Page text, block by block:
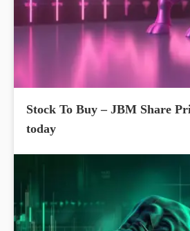
Stock To Buy – JBM Share
today